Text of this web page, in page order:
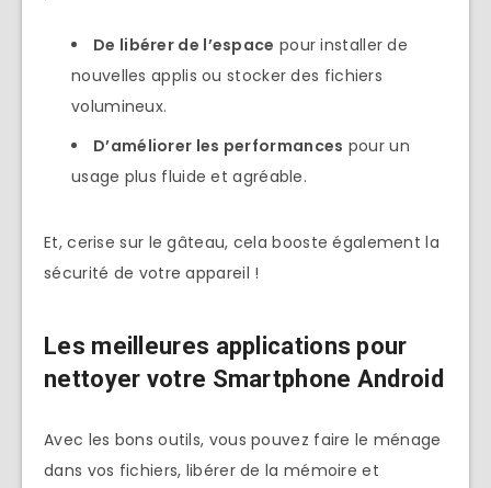
De libérer de l’espace pour installer de
nouvelles applis ou stocker des fichiers
volumineux.
D’améliorer les performances pour un
usage plus fluide et agréable.
Et, cerise sur le gâteau, cela booste également la
sécurité de votre appareil !
Les meilleures applications pour
nettoyer votre Smartphone Android
Avec les bons outils, vous pouvez faire le ménage
dans vos fichiers, libérer de la mémoire et